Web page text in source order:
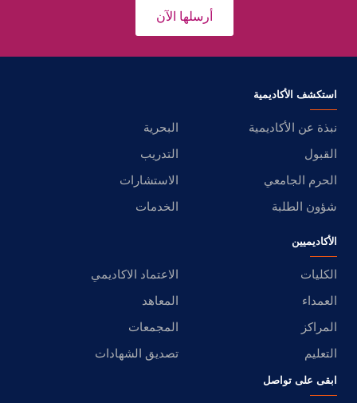
أرسلها الآن
استكشف الأكاديمية
نبذة عن الأكاديمية
البحرية
القبول
التدريب
الحرم الجامعي
الاستشارات
شؤون الطلبة
الخدمات
الأكاديميين
الكليات
الاعتماد الاكاديمي
العمداء
المعاهد
المراكز
المجمعات
التعليم
تصديق الشهادات
ابقى على تواصل